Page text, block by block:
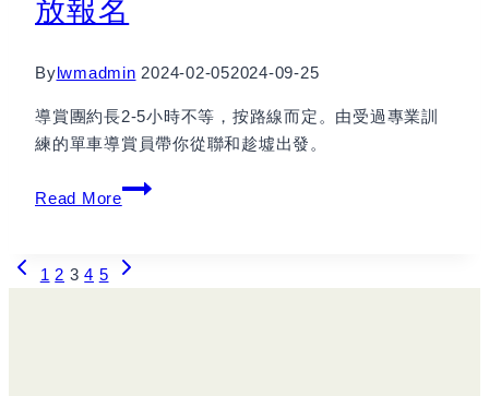
放報名
Bylwmadmin 2024-02-052024-09-25
導賞團約長2-5小時不等，按路線而定。由受過專業訓
練的單車導賞員帶你從聯和趁墟出發。
Read More
聯
墟
Page
Previous
Page
1 2 3 4 5
Next
Page